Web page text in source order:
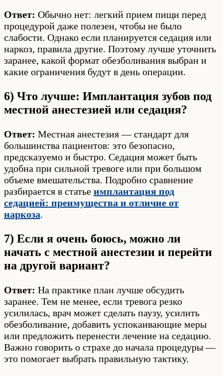
Ответ: Обычно нет: легкий прием пищи перед
процедурой даже полезен, чтобы не было
слабости. Однако если планируется седация или
наркоз, правила другие. Поэтому лучше уточнить
заранее, какой формат обезболивания выбран и
какие ограничения будут в день операции.
6) Что лучше: Имплантация зубов под
местной анестезией или седация?
Ответ: Местная анестезия — стандарт для
большинства пациентов: это безопасно,
предсказуемо и быстро. Седация может быть
удобна при сильной тревоге или при большом
объеме вмешательства. Подробно сравнение
разбирается в статье имплантация под
седацией: преимущества и отличие от
наркоза.
7) Если я очень боюсь, можно ли
начать с местной анестезии и перейти
на другой вариант?
Ответ: На практике план лучше обсудить
заранее. Тем не менее, если тревога резко
усилилась, врач может сделать паузу, усилить
обезболивание, добавить успокаивающие меры
или предложить перенести лечение на седацию.
Важно говорить о страхе до начала процедуры —
это помогает выбрать правильную тактику.